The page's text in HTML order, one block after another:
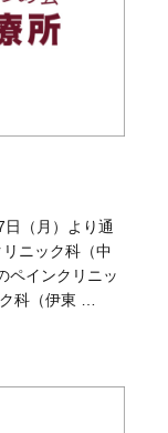
日（月）より通
ニック科（中
インクリニッ
科（伊東 …